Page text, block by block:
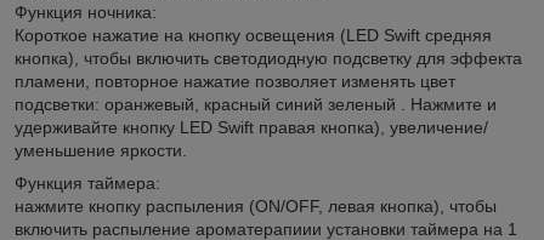
Функция ночника:
Короткое нажатие на кнопку освещения (LED Swift средняя
кнопка), чтобы включить светодиодную подсветку для эффекта
пламени, повторное нажатие позволяет изменять цвет
подсветки: оранжевый, красный синий зеленый . Нажмите и
удерживайте кнопку LED Swift правая кнопка), увеличение/
уменьшение яркости.
Функция таймера:
нажмите кнопку распыления (ON/OFF, левая кнопка), чтобы
включить распыление ароматерапиии установки таймера на 1